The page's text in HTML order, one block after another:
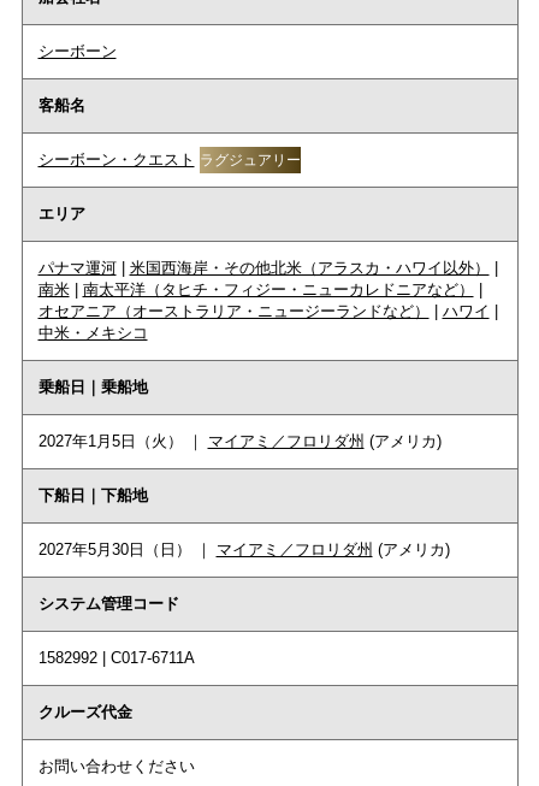
シーボーン
客船名
シーボーン・クエスト ラグジュアリー
エリア
パナマ運河| 米国西海岸・その他北米（アラスカ・ハワイ以外）
|
南米| 南太平洋（タヒチ・フィジー・ニューカレドニアなど）
|
オセアニア（オーストラリア・ニュージーランドなど）
| ハワイ |
中米・メキシコ
乗船日｜乗船地
2027年1月5日（火） ｜ マイアミ／フロリダ州 (アメリカ)
下船日｜下船地
2027年5月30日（日） ｜ マイアミ／フロリダ州 (アメリカ)
システム管理コード
1582992 | C017-6711A
クルーズ代金
お問い合わせください